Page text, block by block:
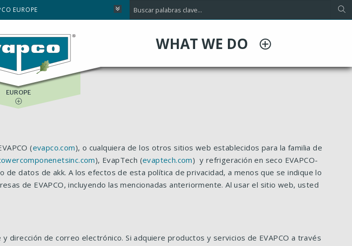
EUROPE
WHAT WE DO
BRAZIL
AMERICA
AFRICA
EUROPE
(evapco.com), o cualquiera de los otros sitios web establecidos para la familia de
), EvapTech (evaptech.com) y refrigeración en seco EVAPCO-
de datos de akk. A los efectos de esta política de privacidad, a menos que se indique lo
de EVAPCO, incluyendo las mencionadas anteriormente. Al usar el sitio web, usted
dirección de correo electrónico. Si adquiere productos y servicios de EVAPCO a través